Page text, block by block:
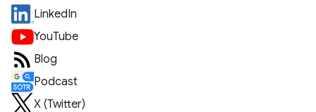
LinkedIn
YouTube
Blog
Podcast
X (Twitter)